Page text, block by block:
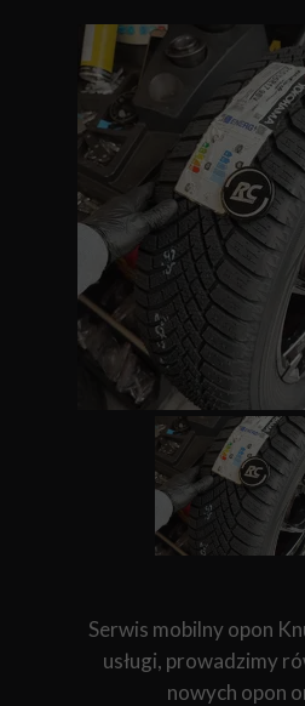
Serwis mobilny opon
usługi, prowadzimy
nowych opon